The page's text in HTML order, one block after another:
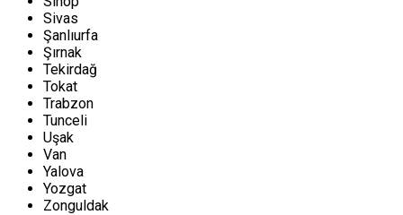
Sivas
Şanlıurfa
Şırnak
Tekirdağ
Tokat
Trabzon
Tunceli
Uşak
Van
Yalova
Yozgat
Zonguldak